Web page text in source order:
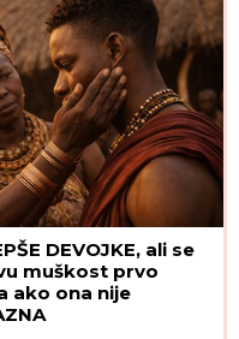
DEVOJKE, ali se
muškost prvo
a ako ona nije